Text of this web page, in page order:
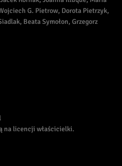
G. Pietrow, Dorota Pietrzyk,
Beata Symołon, Grzegorz
na licencji właścicielki.